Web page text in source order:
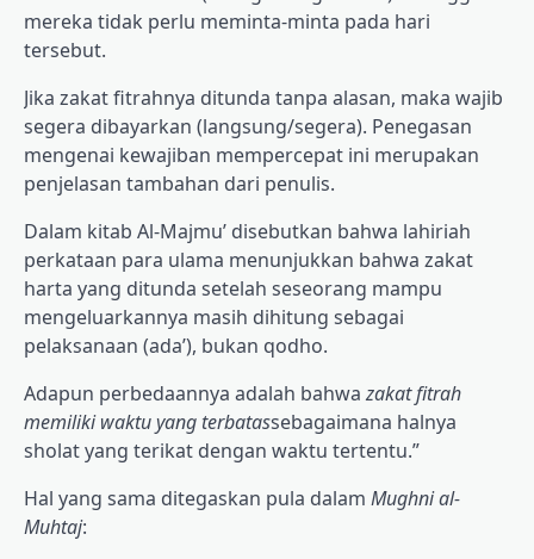
mereka tidak perlu meminta-minta pada hari
tersebut.
Jika zakat fitrahnya ditunda tanpa alasan, maka wajib
segera dibayarkan (langsung/segera). Penegasan
mengenai kewajiban mempercepat ini merupakan
penjelasan tambahan dari penulis.
Dalam kitab Al-Majmu’ disebutkan bahwa lahiriah
perkataan para ulama menunjukkan bahwa zakat
harta yang ditunda setelah seseorang mampu
mengeluarkannya masih dihitung sebagai
pelaksanaan (ada’), bukan qodho.
Adapun perbedaannya adalah bahwazakat fitrah
memiliki waktu yang terbatassebagaimana halnya
sholat yang terikat dengan waktu tertentu.”
Hal yang sama ditegaskan pula dalam Mughni al-
Muhtaj: